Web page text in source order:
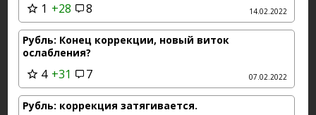
14.02.2022
1 +28 8
07.02.2022
Рубль: Конец коррекции, новый виток
ослабления?
4 +31 7
Рубль: коррекция затягивается.